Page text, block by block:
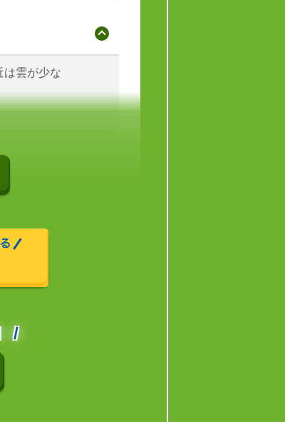
は雲が少な